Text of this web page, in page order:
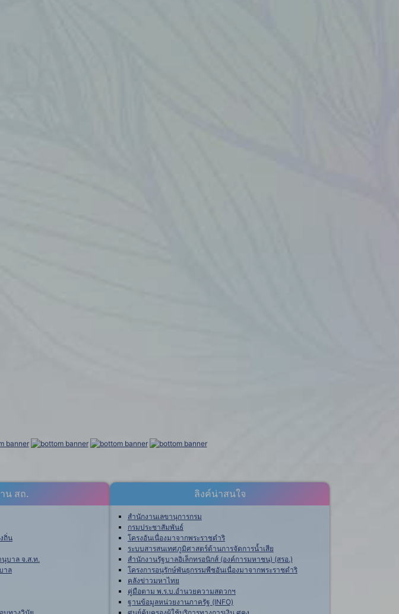
น สถ.
ถิ่น
บาล จ.ส.ท.
าล
บทางวินัย
ลิงค์น่าสนใจ
สำนักงานเลขานุการกรม
กรมประชาสัมพันธ์
โครงอันเนื่องมาจากพระราชดำริ
ระบบสารสนเทศภูมิศาสตร์ด้านการจัดการน้ำเสีย
สำนักงานรัฐบาลอิเล็กทรอนิกส์ (องค์การมหาชน) (สรอ.)
โครงการอนุรักษ์พันธุกรรมพืชอันเนื่องมาจากพระราชดำริ
คลังข่าวมหาไทย
คู่มือตาม พ.ร.บ.อำนวยความสดวกฯ
ฐานข้อมูลหน่วยงานภาครัฐ (INFO)
ศูนย์คุ้มครองผู้ใช้บริการทางการเงิน ศคง.